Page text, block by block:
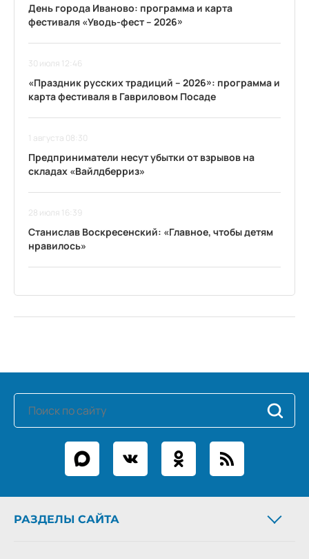
День города Иваново: программа и карта
фестиваля «Уводь-фест – 2026»
30 июля 12:46
«Праздник русских традиций – 2026»: программа и
карта фестиваля в Гавриловом Посаде
1 августа 08:30
Предприниматели несут убытки от взрывов на
складах «Вайлдберриз»
28 июля 16:39
Станислав Воскресенский: «Главное, чтобы детям
нравилось»
РАЗДЕЛЫ САЙТА